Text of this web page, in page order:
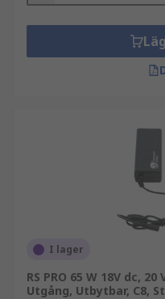
I lager
RS PRO 65 W 18V dc,
Utgång, Utbytbar, C8,